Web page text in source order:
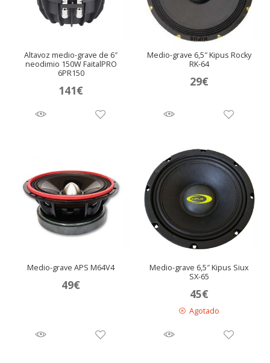
Altavoz medio-grave de 6″
neodimio 150W FaitalPRO
6PR150
141€
Medio-grave 6,5″ Kipus Rocky
RK-64
29€
Medio-grave APS M64V4
49€
Medio-grave 6,5″ Kipus Siux
SX-65
45€
Agotado